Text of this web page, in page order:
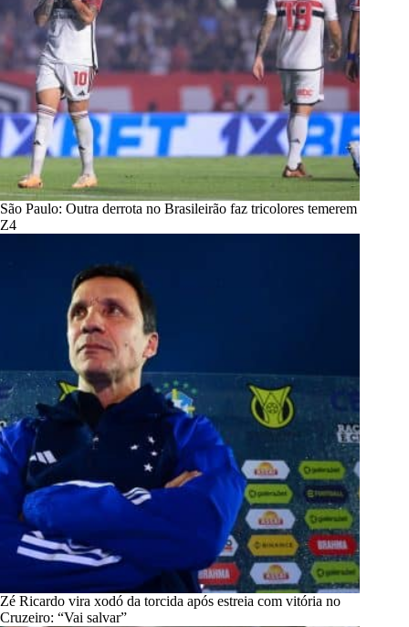
São Paulo: Outra derrota no Brasileirão faz tricolores temerem
Z4
Zé Ricardo vira xodó da torcida após estreia com vitória no
Cruzeiro: “Vai salvar”